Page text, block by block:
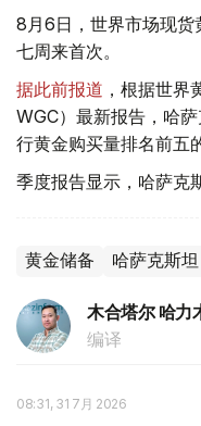
8月6日，世界市场现
七周来首次。
据此前报道 ，根据世
WGC）最新报告，哈
行黄金购买量排名前五
季度报告显示，哈萨克
黄金储备 哈萨克斯坦
木合塔尔 哈力
编译
08:31, 31 7月 2026